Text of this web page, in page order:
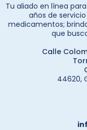
Tu aliado en línea
años de
medicamentos;
que
Calle
44620,